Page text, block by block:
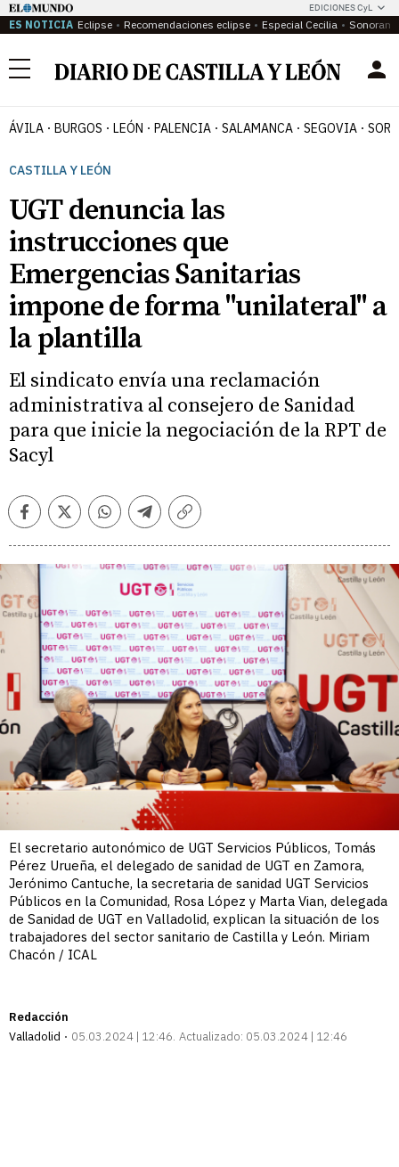
EDICIONES CyL
ES NOTICIA Eclipse Recomendaciones eclipse Especial Cecilia
Menú
ÁVILA BURGOS LEÓN PALENCIA SALAMANCA SEGOVIA
CASTILLA Y LEÓN
UGT denuncia las
instrucciones que
Emergencias Sanitarias
impone de forma "unilateral" a
la plantilla
El sindicato envía una reclamación
administrativa al consejero de Sanidad
para que inicie la negociación de la RPT de
Sacyl
FacebookTwitterWhatsappTelegramCopiar
El secretario autonómico de UGT Servicios Públicos, Tomás
Pérez Urueña, el delegado de sanidad de UGT en Zamora,
Jerónimo Cantuche, la secretaria de sanidad UGT Servicios
Públicos en la Comunidad, Rosa López y Marta Vian, delegada
de Sanidad de UGT en Valladolid, explican la situación de los
trabajadores del sector sanitario de Castilla y León. Miriam
Chacón / ICAL
Redacción
Valladolid
05.03.2024 | 12:46 Actualizado: 05.03.2024 | 12:46